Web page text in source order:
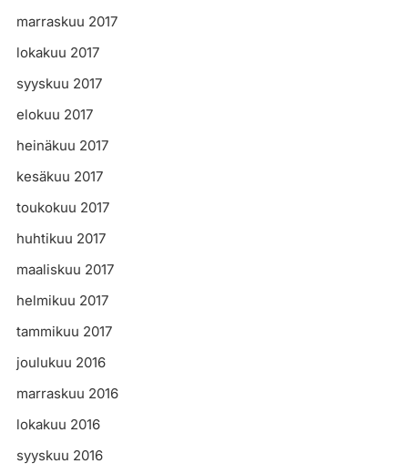
marraskuu 2017
lokakuu 2017
syyskuu 2017
elokuu 2017
heinäkuu 2017
kesäkuu 2017
toukokuu 2017
huhtikuu 2017
maaliskuu 2017
helmikuu 2017
tammikuu 2017
joulukuu 2016
marraskuu 2016
lokakuu 2016
syyskuu 2016